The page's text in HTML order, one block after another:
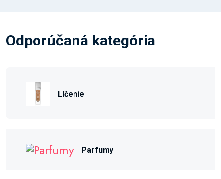
Odporúčaná kategória
Líčenie
Parfumy